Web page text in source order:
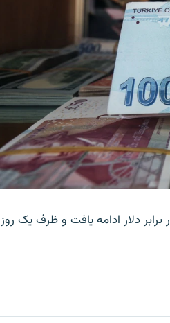
برابر دلار ادامه یافت و ظرف یک روز